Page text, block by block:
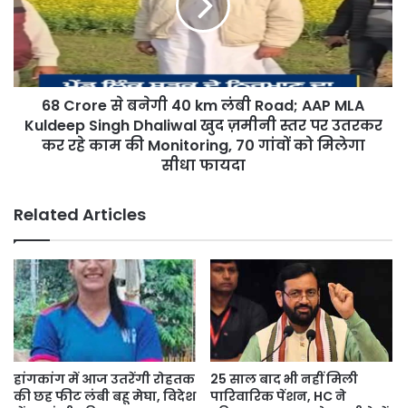
40
km
Road;
AAP
Kuldeep
Singh
स्तर
पर
कर
रहे
काम
की
Monitoring,
70
गांवों
68 Crore से बनेगी 40 km लंबी Road; AAP MLA
Kuldeep Singh Dhaliwal खुद ज़मीनी स्तर पर उतरकर
कर रहे काम की Monitoring, 70 गांवों को मिलेगा
सीधा फायदा
Related Articles
हांगकांग में आज उतरेंगी रोहतक
की छह फीट लंबी बहू मेघा, विदेश
25 साल बाद भी नहीं मिली
पारिवारिक पेंशन, HC ने